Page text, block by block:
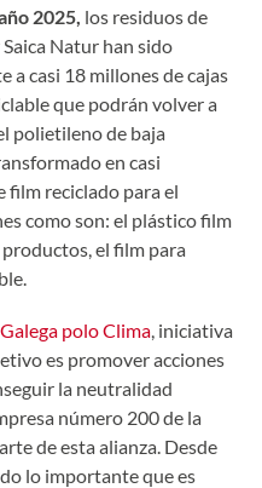
2025, los residuos de
Natur han sido
a casi 18 millones de cajas
que podrán volver a
polietileno de baja
en casi
film reciclado para el
como son: el plástico film
el film para
polo Clima, iniciativa
es promover acciones
la neutralidad
número 200 de la
de esta alianza. Desde
lo importante que es